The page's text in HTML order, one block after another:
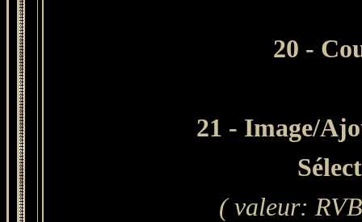
20 -
21 - Image/
( valeur: